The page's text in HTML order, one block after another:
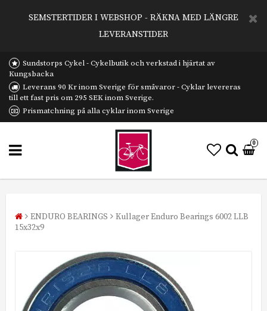
SEMSTERTIDER I WEBSHOP - RÄKNA MED LÄNGRE
LEVERANSTIDER
Sundstorps Cykel - Cykelbutik och verkstad i hjärtat av
Kungsbacka
Leverans 90 Kr inom Sverige för småvaror - Cyklar levereras
till ett fast pris om 295 SEK inom Sverige.
Prismatchning på alla cyklar inom Sverige
0
ENDURO BEARINGS
Kullager Enduro Bearings 6002 LLB
15x32x9